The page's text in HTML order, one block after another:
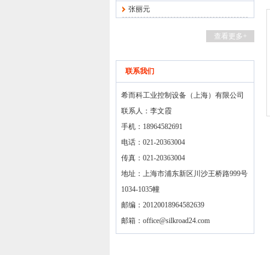
张丽元
查看更多+
联系我们
希而科工业控制设备（上海）有限公司
联系人：李文霞
手机：18964582691
电话：021-20363004
传真：021-20363004
地址：上海市浦东新区川沙王桥路999号
1034-1035幢
邮编：20120018964582639
邮箱： office@silkroad24.com